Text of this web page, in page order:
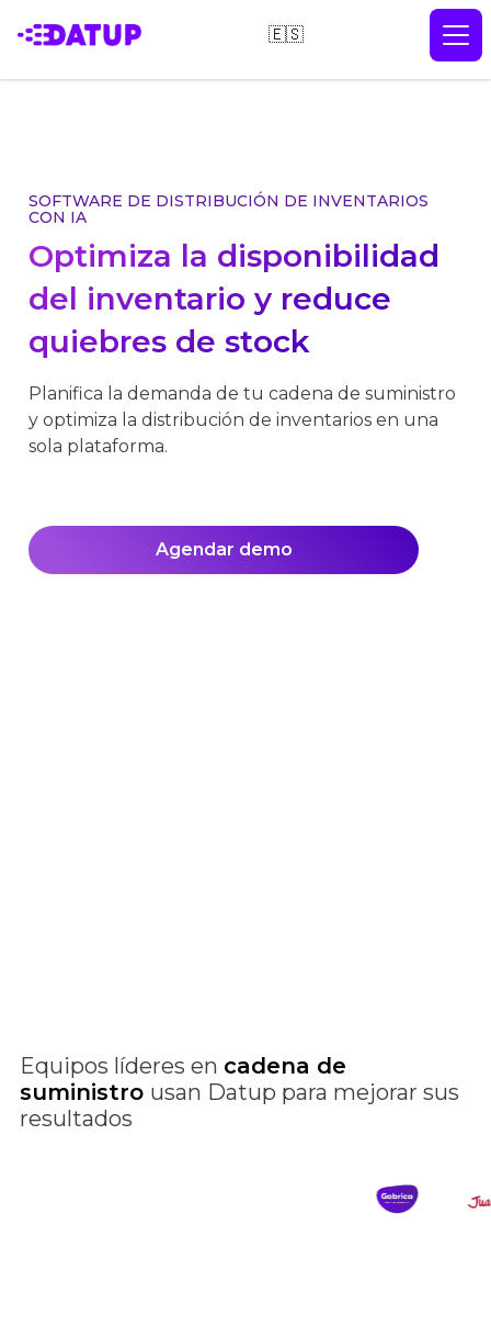
🇪🇸
SOFTWARE DE DISTRIBUCIÓN DE INVENTARIOS
CON IA
Optimiza la disponibilidad
del inventario y reduce
quiebres de stock
Planifica la demanda de tu cadena de suministro
y optimiza la distribución de inventarios en una
sola plataforma.
Agendar demo
Equipos líderes en cadena de
suministro usan Datup para mejorar sus
resultados